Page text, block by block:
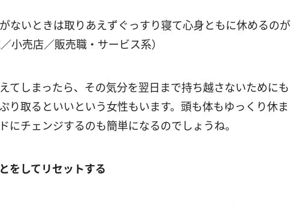
ないときは取りあえずぐっすり寝て心身ともに休めるのが
小売店／販売職・サービス系）
てしまったら、その気分を翌日まで持ち越さないためにも
り取るといいという女性もいます。頭も体もゆっくり休ま
にチェンジするのも簡単になるのでしょうね。
をしてリセットする